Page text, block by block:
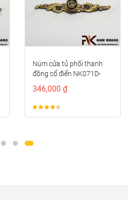
Núm cửa tủ phối thanh
đồng cổ điển NK071D-
BCF
346,000 ₫